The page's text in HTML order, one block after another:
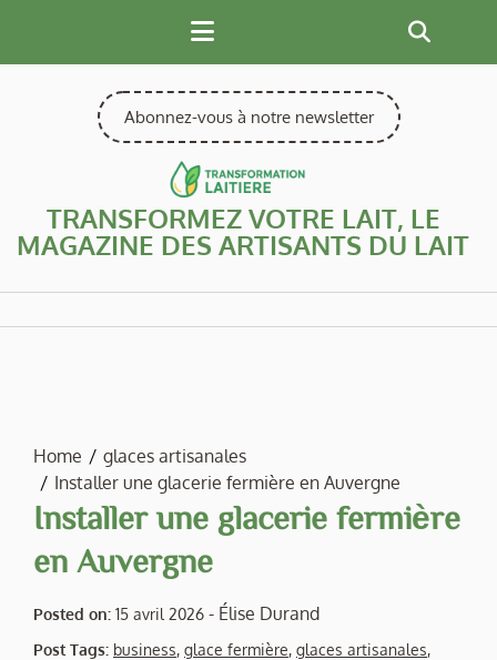
content
Abonnez-vous à notre newsletter
TRANSFORMEZ VOTRE LAIT, LE
MAGAZINE DES ARTISANTS DU LAIT
Home
glaces artisanales
Installer une glacerie fermière en Auvergne
Installer une glacerie fermière
en Auvergne
Posted on: 15 avril 2026 - Élise Durand
Post Tags: business, glace fermière, glaces artisanales,